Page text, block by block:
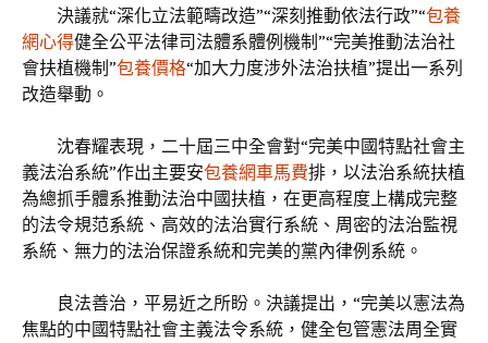
決議就“深化立法範疇改造”“深刻推動依法行政”“包養
網心得健全公平法律司法體系體例機制”“完美推動法治社
會扶植機制”包養價格“加大力度涉外法治扶植”提出一系列
改造舉動。
沈春耀表現，二十屆三中全會對“完美中國特點社會主
義法治系統”作出主要安包養網車馬費排，以法治系統扶植
為總抓手體系推動法治中國扶植，在更高程度上構成完整
的法令規范系統、高效的法治實行系統、周密的法治監視
系統、無力的法治保證系統和完美的黨內律例系統。
良法善治，平易近之所盼。決議提出，“完美以憲法為
焦點的中國特點社會主義法令系統，健全包管憲法周全實